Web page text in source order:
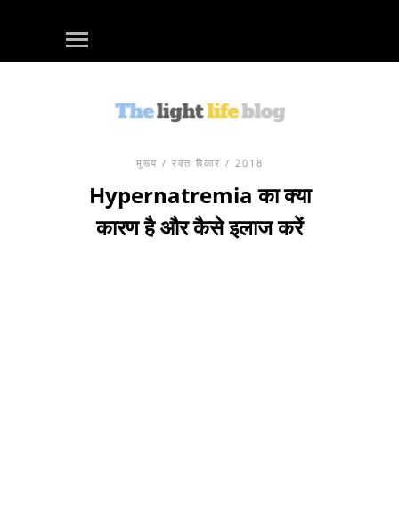
मुख्य / रक्त विकार / 2018
Hypernatremia का क्या
कारण है और कैसे इलाज करें